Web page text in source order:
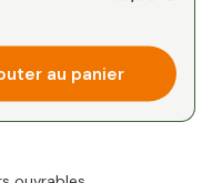
au panier